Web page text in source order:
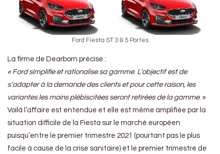
Ford Fiesta ST 3 & 5 Portes
La firme de Dearborn précise :
« Ford simplifie et rationalise sa gamme. L’objectif est de
s’adapter à la demande des clients et pour cette raison, les
variantes les moins plébiscitées seront retirées de la gamme. »
Voilà l’affaire est entendue et elle est même amplifiée par la
situation difficile de la Fiesta sur le marché européen
puisqu’entre le premier trimestre 2021 (pourtant pas le plus
facile à cause de la crise sanitaire) et le premier trimestre de